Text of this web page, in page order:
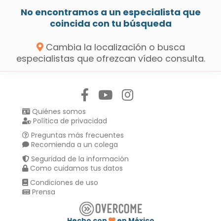
No encontramos a un especialista que
coincida con tu búsqueda
Cambia la localización o busca
especialistas que ofrezcan vídeo consulta.
Quiénes somos
Política de privacidad
Preguntas más frecuentes
Recomienda a un colega
Seguridad de la información
Como cuidamos tus datos
Condiciones de uso
Prensa